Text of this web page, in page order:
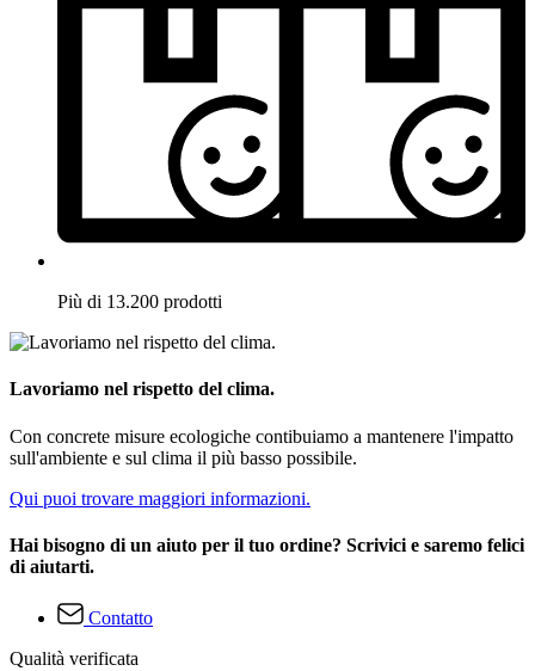
Più di 13.200 prodotti
Lavoriamo nel rispetto del clima.
Con concrete misure ecologiche contibuiamo a mantenere l'impatto
sull'ambiente e sul clima il più basso possibile.
Qui puoi trovare maggiori informazioni.
Hai bisogno di un aiuto per il tuo ordine? Scrivici e saremo felici
di aiutarti.
Contatto
Qualità verificata